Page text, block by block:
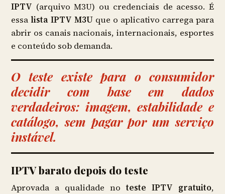
IPTV (arquivo M3U) ou credenciais de acesso. É
essa lista IPTV M3U que o aplicativo carrega para
abrir os canais nacionais, internacionais, esportes
e conteúdo sob demanda.
O teste existe para o consumidor
decidir com base em dados
verdadeiros: imagem, estabilidade e
catálogo, sem pagar por um serviço
instável.
IPTV barato depois do teste
Aprovada a qualidade noteste IPTV gratuito,